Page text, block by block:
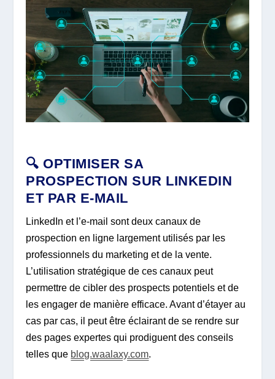
🔍 OPTIMISER SA
PROSPECTION SUR LINKEDIN
ET PAR E-MAIL
LinkedIn et l’e-mail sont deux canaux de
prospection en ligne largement utilisés par les
professionnels du marketing et de la vente.
L’utilisation stratégique de ces canaux peut
permettre de cibler des prospects potentiels et de
les engager de manière efficace. Avant d’étayer au
cas par cas, il peut être éclairant de se rendre sur
des pages expertes qui prodiguent des conseils
telles que blog.waalaxy.com.